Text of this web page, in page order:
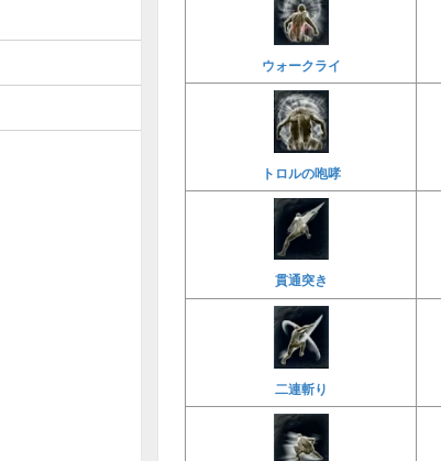
ウォークライ
トロルの咆哮
貫通突き
二連斬り